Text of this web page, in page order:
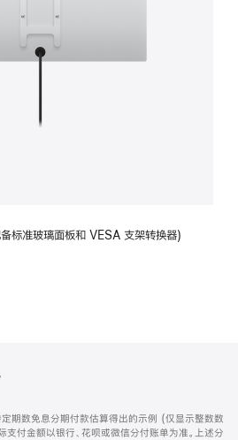
准玻璃面板和 VESA 支架转换器)
定期数免息分期付款估算得出的示例 (仅显示整数数
支付金额以银行、花呗或微信分付账单为准。上述分